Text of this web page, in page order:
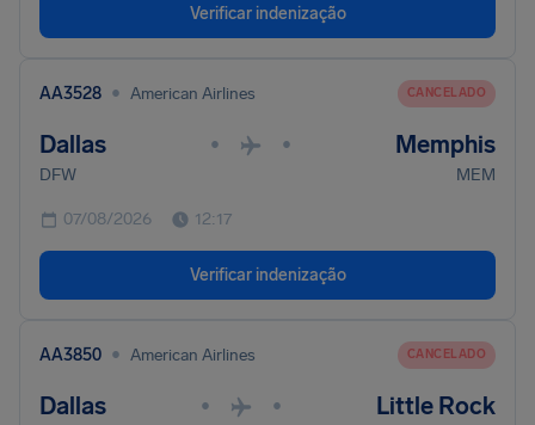
Verificar indenização
AA3528 • American Airlines CANCELADO
Dallas • • Memphis
DFW MEM
07/08/2026 12:17
Verificar indenização
AA3850 • American Airlines CANCELADO
Dallas • • Little Rock